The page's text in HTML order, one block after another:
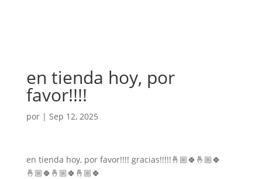
en tienda hoy, por
favor!!!!
por | Sep 12, 2025
en tienda hoy, por favor!!!! gracias!!!!!🤞🏼🍀🤞🏼🍀
🤞🏼🍀🤞🏼🍀🤞🏼🍀